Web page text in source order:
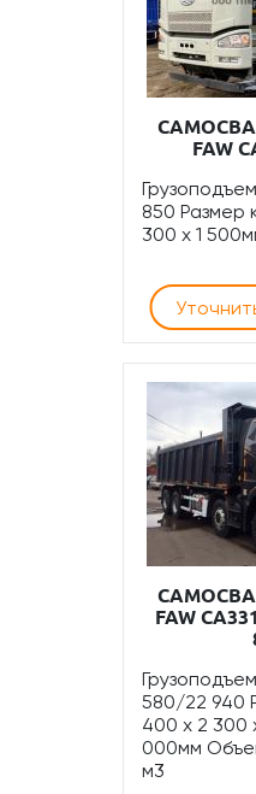
FAW
850 Размер
300 x 1
FAW
580/22 940
400 x 2 300
000мм
м3